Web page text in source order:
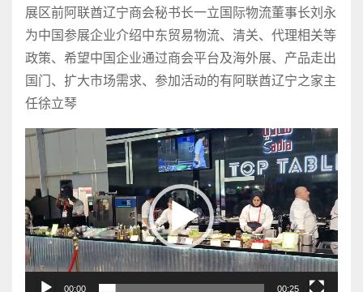
展区前阿联酋辽宁商会秘书长一立国际物流董事长刘永
为中国参展企业介绍中东贸易物流、清关、代理相关等
政策、希望中国企业通过商会平台及海外展、产品走出
国门、扩大市场需求、参加活动的有阿联酋辽宁之家主
任徐立琴
视
播
放
器
00:00 00:25